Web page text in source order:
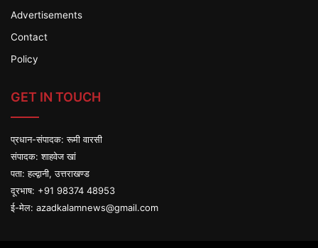
Advertisements
Contact
Policy
GET IN TOUCH
प्रधान-संपादक: रूमी वारसी
संपादक: शाहवेज खां
पता: हल्द्वानी, उत्तराखण्ड
दूरभाष: +91 98374 48953
ई-मेल: azadkalamnews@gmail.com